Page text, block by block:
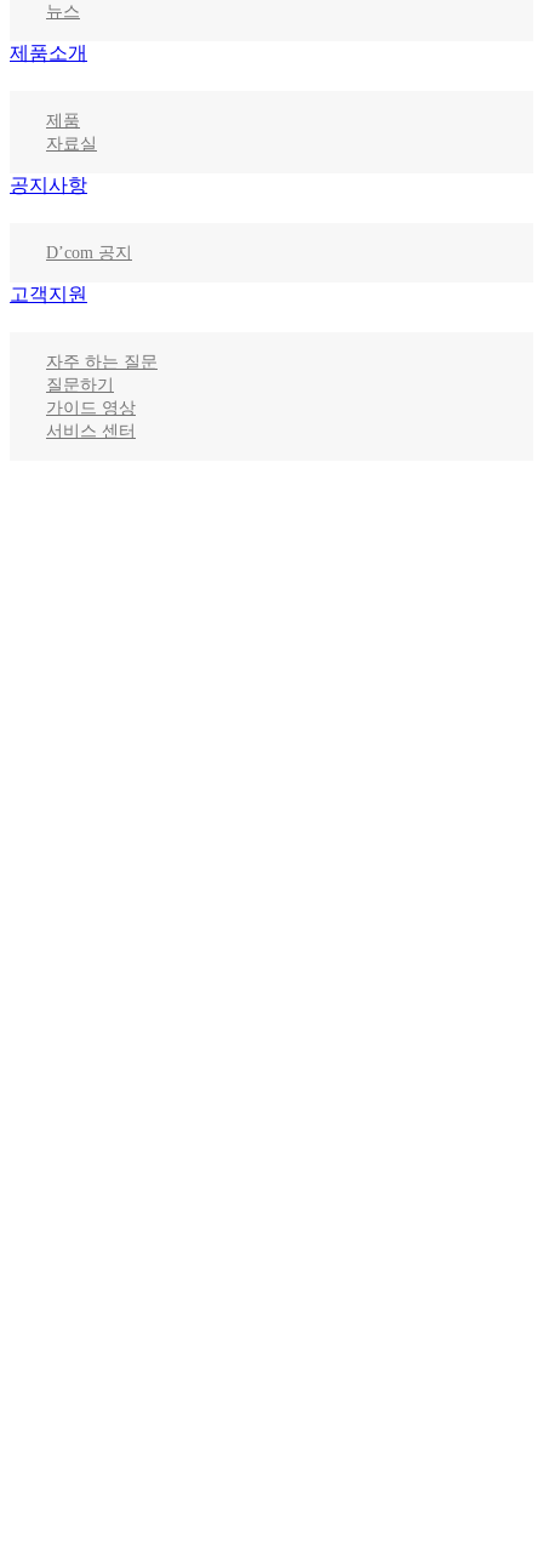
뉴스
제품소개
제품
자료실
공지사항
D’com 공지
고객지원
자주 하는 질문
질문하기
가이드 영상
서비스 센터